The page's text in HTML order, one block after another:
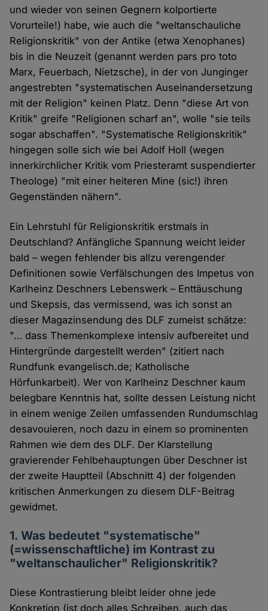
und wieder von seinen Gegnern kolportierte
Vorurteile!) habe, wie auch die "weltanschauliche
Religionskritik" von der Antike (etwa Xenophanes)
bis in die Neuzeit (genannt werden pars pro toto
Marx, Feuerbach, Nietzsche), in der von Junginger
angestrebten "systematischen Auseinandersetzung
mit der Religion" keinen Platz. Denn "diese Art von
Kritik" greife "Religionen scharf an", wolle "sie teils
sogar abschaffen". "Systematische Religionskritik"
hingegen solle sich wie bei Adolf Holl (wegen
innerkirchlicher Kritik vom Priesteramt suspendierter
Theologe) "mit einer heiteren Mine (sic!) ihren
Gegenständen nähern".
Ein Lehrstuhl für Religionskritik erstmals in
Deutschland? Anfängliche Spannung weicht leider
bald – wegen fehlender bis allzu verengender
Definitionen sowie Verfälschungen des Impetus von
Karlheinz Deschners Lebenswerk – Enttäuschung
und Skepsis, das vermissend, was ich sonst an
dieser Magazinsendung des DLF zumeist schätze:
"… dass Themenkomplexe intensiv aufbereitet und
Hintergründe dargestellt werden" (zitiert nach
Rundfunk evangelisch.de; Katholische
Hörfunkarbeit). Wer von Karlheinz Deschner kaum
belegbare Kenntnis hat, sollte dessen Leistung nicht
in einem wenige Zeilen umfassenden Rundumschlag
desavouieren, noch dazu in einem so prominenten
Rahmen wie dem des DLF. Der Klarstellung
gravierender Fehlbehauptungen über Deschner ist
der zweite Hauptteil (Abschnitt 4) der folgenden
kritischen Anmerkungen zu diesem DLF-Beitrag
gewidmet.
1. Was bedeutet "systematische"
(=wissenschaftliche) im Kontrast zu
"weltanschaulicher" Religionskritik?
Diese Kontrastierung bleibt leider ohne jede
Konkretion (ist doch alles Schreiben, auch das